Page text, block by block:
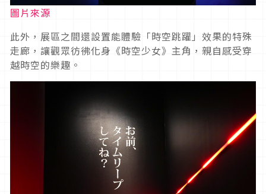
圖片來源
此外，展區之間還設置能體驗「時空跳躍」效果的特殊
走廊，讓觀眾彷彿化身《時空少女》主角，親自感受穿
越時空的樂趣。